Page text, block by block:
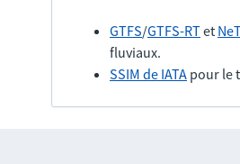
GTFS/GTFS-RTet
fluviaux.
SSIM de IATA pour le